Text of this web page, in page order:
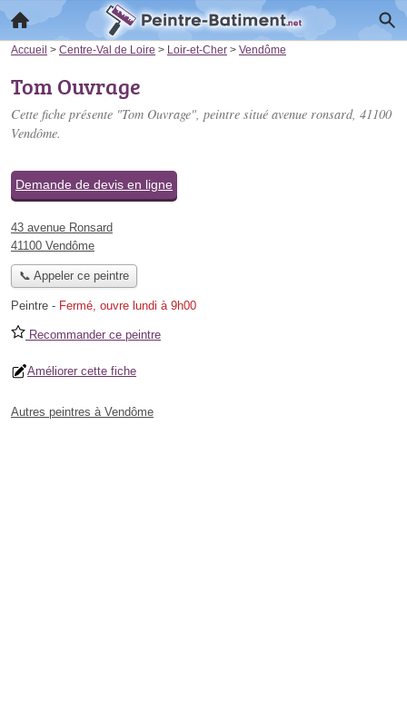
Accueil > Centre-Val de Loire > Loir-et-Cher > Vendôme
Tom Ouvrage
Cette fiche présente "Tom Ouvrage", peintre situé avenue ronsard, 41100
Vendôme.
Demande de devis en ligne
43 avenue Ronsard
41100 Vendôme
📞 Appeler ce peintre
Peintre - Fermé, ouvre lundi à 9h00
Recommander ce peintre
Améliorer cette fiche
Autres peintres à Vendôme